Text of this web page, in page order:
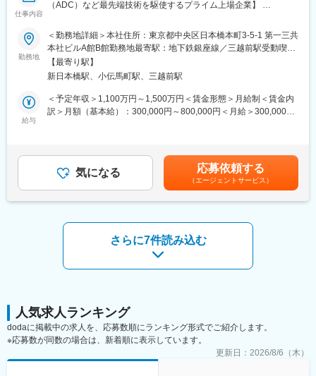
んへの価値最大化に貢献できる
家と協働し、クロスファンクショナルに働くことが可能です。
◇グローバル化やDXなど、変化の大きい環境の中で、新しいPV
のあり方を形作る経験ができます
◇「患者様にとって本当に望ましい安全対策とは何か」を、多様
■協和キリンについて
を重点疾患領域として設定し、同社の強みである抗体技術を活用
した抗体医薬品の国内外における臨床開発ステージアップや、技
術・製品ライセンス契約の締結などを推進し、バイオ医薬等の画
期的な新薬を継続的に創出し、日本発のグローバル・スペシャリ
変更の範囲：会社の定める業務
仕事内容
（ADC）など最先端技術を駆使するプライム上場企業】
■業務内容：
・グローバル安全性データベースおよび周辺システム・ツールの
運用管理業務
・グローバルでの新規システム・ツールの導入業務
・グローバルでのシステム・ツール管理チーム調整業務
・海外システム管理ベンダーとの調整業務
・新技術（RPA、AI）等の導入検討業務
の運用管理を統括する
・安全管理本部内のPV systemに関わる中長期的課題の解決に向
けた戦略・企画を立案・推進し、当社のグローバルPV systemの
■キャリアパス：
・安全性情報管理担当の即戦力として、実務経験を積むと共に、
当社に対する理解を深める。
・その後、当人の適性を踏まえ、グローバル組織でのリードや国
内組織でマネジメント職の登用を視野に入れた育成を行う。ま
■会社について：
100年の長い期間にわたり受け継がれてきたサイエンス＆テクノ
ロジーの強みを活かして、先進的医薬品の創出に挑戦し続けてい
ます。これまで、抗凝固剤「リクシアナ」、高血圧症治療剤「オ
ルメテック」、抗インフルエンザウイルス剤「イナビル」など、
勤務地
＜勤務地詳細＞本社住所：東京都中央区日本橋本町3-5-1 第一三共
本社ビルA館B館勤務地最寄駅：地下鉄銀座線／三越前駅受動喫煙
対策：屋内全面禁煙変更の範囲：会社の定める事業所
【最寄り駅】
新日本橋駅、小伝馬町駅、三越前駅
給与
＜予定年収＞1,100万円～1,500万円＜賃金形態＞月給制＜賃金内
訳＞月額（基本給）：300,000円～800,000円＜月給＞300,000円
選考を通じて上下する可能性があります。月給(月額)は固定手当を
含めた表記です。
気になる 応募依頼する
（エージェントサービス）
さらに7件読み込む
人気求人ランキング
dodaに掲載中の求人を、応募数順にランキング形式でご紹介します。
※応募数が同数の場合は、新着順に表示しています。
更新日： 2026/8/6（木）